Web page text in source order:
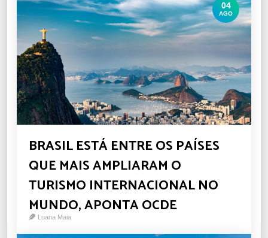
04
AGO
BRASIL ESTÁ ENTRE OS PAÍSES
QUE MAIS AMPLIARAM O
TURISMO INTERNACIONAL NO
MUNDO, APONTA OCDE
Luana Maia